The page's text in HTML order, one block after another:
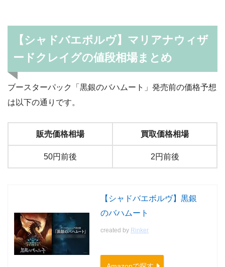
【シャドバエボルヴ】マリアナウィザ
ードクレイグの値段相場まとめ
ブースターパック「黒銀のバハムート」発売前の価格予想
は以下の通りです。
販売価格相場 買取価格相場
50円前後 2円前後
【シャドバエボルヴ】黒銀
のバハムート
created by Rinker